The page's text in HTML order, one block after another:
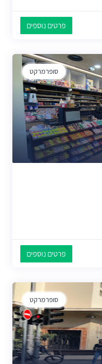
פרטים נוספים
סופרמרקט
פרטים נוספים
סופרמרקט